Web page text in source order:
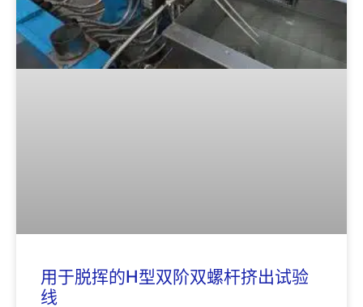
用于脱挥的H型双阶双螺杆挤出试验
线